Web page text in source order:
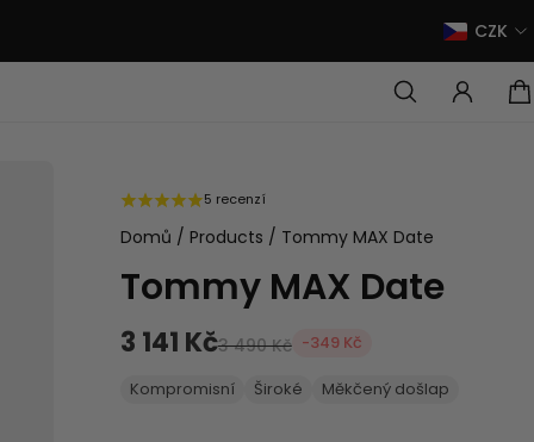
CZK
5 recenzí
Domů / Products / Tommy MAX Date
Tommy MAX Date
3 141 Kč3 490 Kč -349 Kč
Kompromisní Široké Měkčený došlap